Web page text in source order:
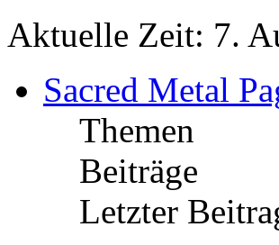
Aktuelle Zeit: 7.
Sacred Metal
Themen
Beiträge
Letzter